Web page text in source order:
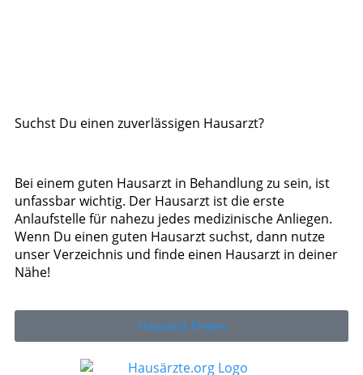
Suchst Du einen zuverlässigen Hausarzt?
Bei einem guten Hausarzt in Behandlung zu sein, ist
unfassbar wichtig. Der Hausarzt ist die erste
Anlaufstelle für nahezu jedes medizinische Anliegen.
Wenn Du einen guten Hausarzt suchst, dann nutze
unser Verzeichnis und finde einen Hausarzt in deiner
Nähe!
Hausarzt finden